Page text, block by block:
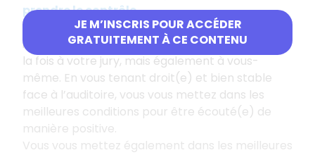
JE M’INSCRIS POUR ACCÉDER
GRATUITEMENT À CE CONTENU
prendre le contrôle.
La posture que vous adoptez est donc très
importante car elle renvoieun signal positif
la fois à votre jury, mais également à vous-
même. En vous tenant droit(e) et bien stable
face à l’auditoire, vous vous mettez dans les
meilleures conditions pour être écouté(e) de
manière positive.
Vous vous mettez également dans les meilleures